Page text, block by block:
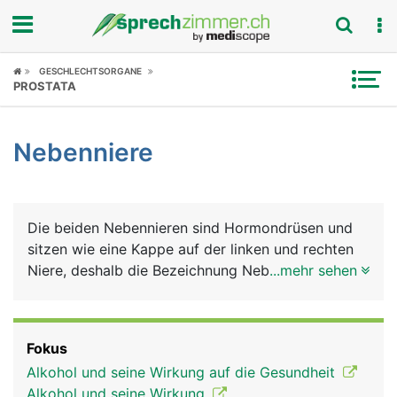
Fokus
Symptome
News
Rubriken
GESCHLECHTSORGANE
PROSTATA
Nebenniere
Die beiden Nebennieren sind Hormondrüsen und
sitzen wie eine Kappe auf der linken und rechten
Niere, deshalb die Bezeichnung Nebennieren.
unterschiedliche Hormone produzieren. Die
Nebennierenrinde produziert Glukokortikoide
...mehr sehen
Fokus
Alkohol und seine Wirkung auf die Gesundheit
Alkohol und seine Wirkung